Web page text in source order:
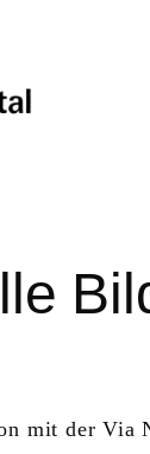
mit der Via